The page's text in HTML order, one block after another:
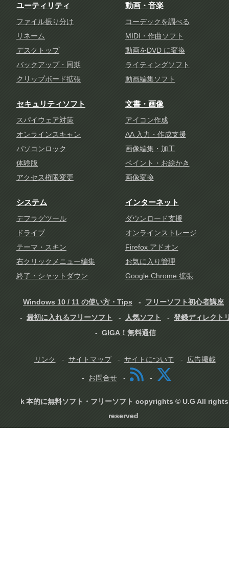
ユーティリティ
ファイル振り分け
リネーム
デスクトップ
バックアップ・同期
クリップボード拡張
動画・音楽
コーデックを調べる
MIDI・作曲ソフト
動画をDVD に変換
ライティングソフト
動画編集ソフト
セキュリティソフト
スパイウェア対策
オンラインスキャン
パソコンロック
体験版
アクセス権限変更
文書・画像
アイコン作成
AA 入力・作成支援
画像編集・加工
ペイント・お絵かき
画像変換
システム
デフラグツール
ドライブ
テーマ・スキン
右クリックメニュー編集
終了・シャットダウン
インターネット
ダウンロード支援
オンラインストレージ
Firefox アドオン
お気に入り管理
Google Chrome 拡張
Windows 10 / 11 の使い方・Tips
フリーソフト初心者講座
最初に入れるフリーソフト
人気ソフト
登録ディレクト
GIGA！無料通信
リンク サイトマップ サイトについて 広告掲載
お問合せ
ｋ本的に無料ソフト・フリーソフト copyrights © U.G All rights
reserved